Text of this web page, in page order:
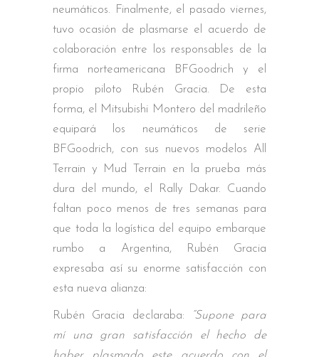
neumáticos. Finalmente, el pasado viernes,
tuvo ocasión de plasmarse el acuerdo de
colaboración entre los responsables de la
firma norteamericana BFGoodrich y el
propio piloto Rubén Gracia. De esta
forma, el Mitsubishi Montero del madrileño
equipará los neumáticos de serie
BFGoodrich, con sus nuevos modelos All
Terrain y Mud Terrain en la prueba más
dura del mundo, el Rally Dakar. Cuando
faltan poco menos de tres semanas para
que toda la logística del equipo embarque
rumbo a Argentina, Rubén Gracia
expresaba así su enorme satisfacción con
esta nueva alianza:
Rubén Gracia declaraba:
“Supone para
mí una gran satisfacción el hecho de